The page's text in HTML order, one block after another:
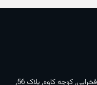
تهران, خیابان سعدی جنوبی, کوچه فخرایی, کوچه کاوه, پلاک 56,